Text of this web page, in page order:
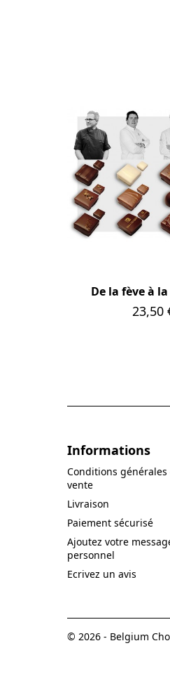
De la fève à
Prix
23,50
Informations
Conditions générales
vente
Livraison
Paiement sécurisé
Ajoutez votre
personnel
Ecrivez un avis
© 2026 - Belgium